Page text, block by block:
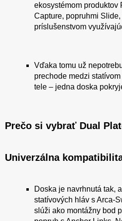
ekosystémom produktov
Capture, popruhmi
príslušenstvom
Vďaka tomu už
prechode medzi
tele – jedna doska
Prečo si vybrať Dual
Univerzálna
Doska je navrhnutá tak,
statívových hláv s Arca-
slúži ako montážny bod